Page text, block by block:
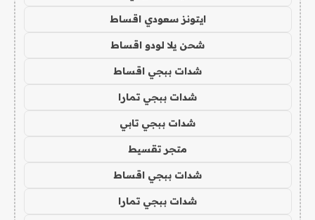
ايتونز سعودي اقساط
شحن يلا لودو اقساط
شدات ببجي اقساط
شدات ببجي تمارا
شدات ببجي تابي
متجر تقسيط
شدات ببجي اقساط
شدات ببجي تمارا